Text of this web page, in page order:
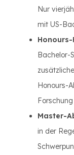
Nur
mit US-
Bachelor-
Honours-
Master-
in der